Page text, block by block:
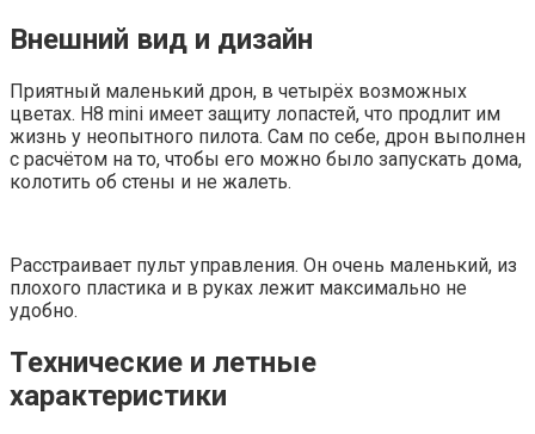
Внешний вид и дизайн
Приятный маленький дрон, в четырёх возможных
цветах. H8 mini имеет защиту лопастей, что продлит им
жизнь у неопытного пилота. Сам по себе, дрон выполнен
с расчётом на то, чтобы его можно было запускать дома,
колотить об стены и не жалеть.
Расстраивает пульт управления. Он очень маленький, из
плохого пластика и в руках лежит максимально не
удобно.
Технические и летные
характеристики